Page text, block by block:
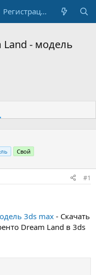
Регистрация
- модель
Свой
#1
3ds max - Скачать
Dream Land в 3ds